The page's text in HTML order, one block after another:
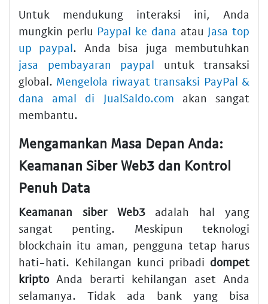
Untuk mendukung interaksi ini, Anda
mungkin perlu Paypal ke dana atau Jasa top
up paypal. Anda bisa juga membutuhkan
jasa pembayaran paypal untuk transaksi
global. Mengelola riwayat transaksi PayPal &
dana amal di JualSaldo.com akan sangat
membantu.
Mengamankan Masa Depan Anda:
Keamanan Siber Web3 dan Kontrol
Penuh Data
Keamanan siber Web3adalah hal yang
sangat penting. Meskipun teknologi
blockchain itu aman, pengguna tetap harus
hati-hati. Kehilangan kunci pribadi dompet
kriptoAnda berarti kehilangan aset Anda
selamanya. Tidak ada bank yang bisa